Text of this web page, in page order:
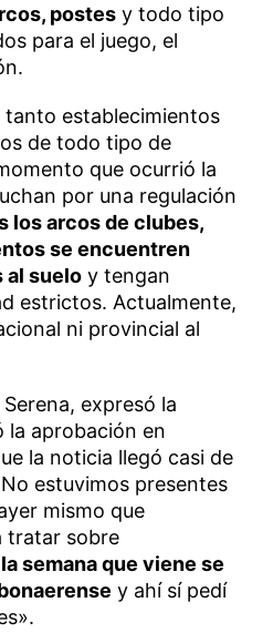
postes y todo tipo
para el juego, el
establecimientos
de todo tipo de
que ocurrió la
por una regulación
los arcos de clubes,
se encuentren
al suelo y tengan
estrictos. Actualmente,
ni provincial al
expresó la
la aprobación en
la noticia llegó casi de
estuvimos presentes
mismo que
tratar sobre
semana que viene se
y ahí sí pedí